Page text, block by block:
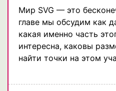
Мир SVG — это
главе мы обсудим как
какая именно часть
интересна, каковы
найти точки на этом